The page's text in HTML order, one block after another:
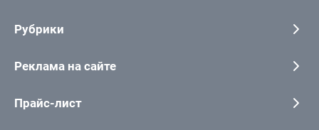
Рубрики
Реклама на сайте
Прайс-лист